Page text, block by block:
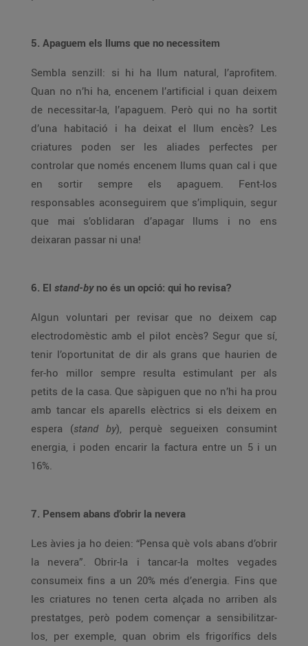
5. Apaguem els llums que no necessitem
Sembla senzill: si hi ha llum natural, l’aprofitem.
Quan no n’hi ha, encenem l’artificial i quan deixem
de necessitar-la, l’apaguem. Però qui no ha sortit
d’una habitació i ha deixat el llum encès? Les
criatures poden ser les aliades perfectes per
controlar que només encenem llums quan cal i que
en sortir sempre els apaguem. Fent-los
responsables aconseguirem que s’impliquin, segur
que mai s’oblidaran d’apagar llums i no ens
deixaran passar ni una!
6. El stand-by no és un opció: qui ho revisa?
Algun voluntari per revisar que no deixem cap
electrodomèstic amb el pilot encès? Segur que sí,
tenir l’oportunitat de dir als grans que haurien de
fer-ho millor sempre resulta estimulant per als
petits de la casa. Que sàpiguen que no n’hi ha prou
amb tancar els aparells elèctrics si els deixem en
espera (stand by), perquè segueixen consumint
energia, i poden encarir la factura entre un 5 i un
16%.
7. Pensem abans d’obrir la nevera
Les àvies ja ho deien: “Pensa què vols abans d’obrir
la nevera”. Obrir-la i tancar-la moltes vegades
consumeix fins a un 20% més d’energia. Fins que
les criatures no tenen certa alçada no arriben als
prestatges, però podem començar a sensibilitzar-
los, per exemple, quan obrim els frigorífics dels